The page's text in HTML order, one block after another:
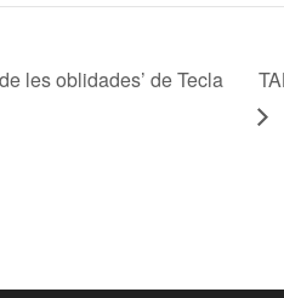
les oblidades’ de Tecla